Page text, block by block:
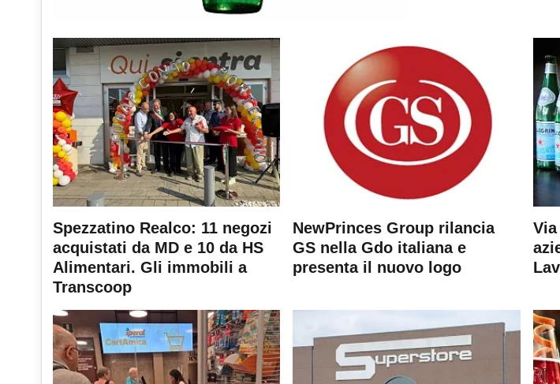
Spezzatino Realco: 11 negozi
acquistati da MD e 10 da HS
Alimentari. Gli immobili a
Transcoop
NewPrinces Group rilancia
GS nella Gdo italiana e
presenta il nuovo logo